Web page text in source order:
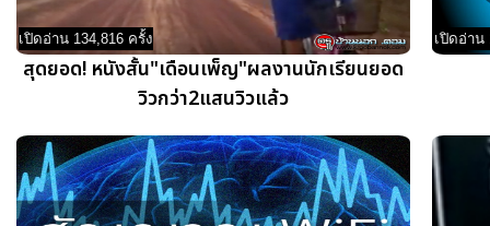
เปิดอ่าน 134,816 ครั้ง
สุดยอด! หนังสั้น"เดือนเพ็ญ"ผลงานนักเรียนยอด
วิวกว่า2แสนวิวแล้ว
เปิดอ่าน